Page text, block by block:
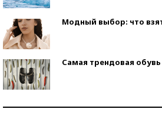
Модный выбор: что
Самая трендовая обувь